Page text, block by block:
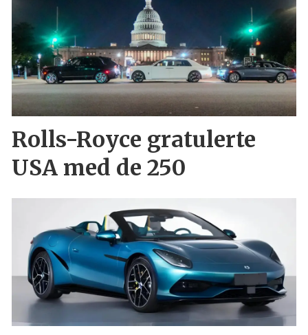
Rolls-Royce gratulerte
USA med de 250